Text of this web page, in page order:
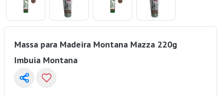
Massa para Madeira Montana Mazza 220g
Imbuia Montana